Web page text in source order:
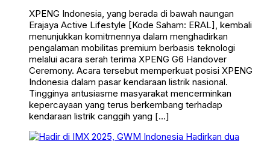
XPENG Indonesia, yang berada di bawah naungan
Erajaya Active Lifestyle [Kode Saham: ERAL], kembali
menunjukkan komitmennya dalam menghadirkan
pengalaman mobilitas premium berbasis teknologi
melalui acara serah terima XPENG G6 Handover
Ceremony. Acara tersebut memperkuat posisi XPENG
Indonesia dalam pasar kendaraan listrik nasional.
Tingginya antusiasme masyarakat mencerminkan
kepercayaan yang terus berkembang terhadap
kendaraan listrik canggih yang […]